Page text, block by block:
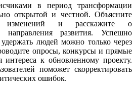
в период трансформации
открытой и честной. Объясните
изменений и расскажите о
направления развития. Успешно
людей можно только через
опросы, конкурсы и прямые
к обновленному проекту.
поможет скорректировать
ошибок.